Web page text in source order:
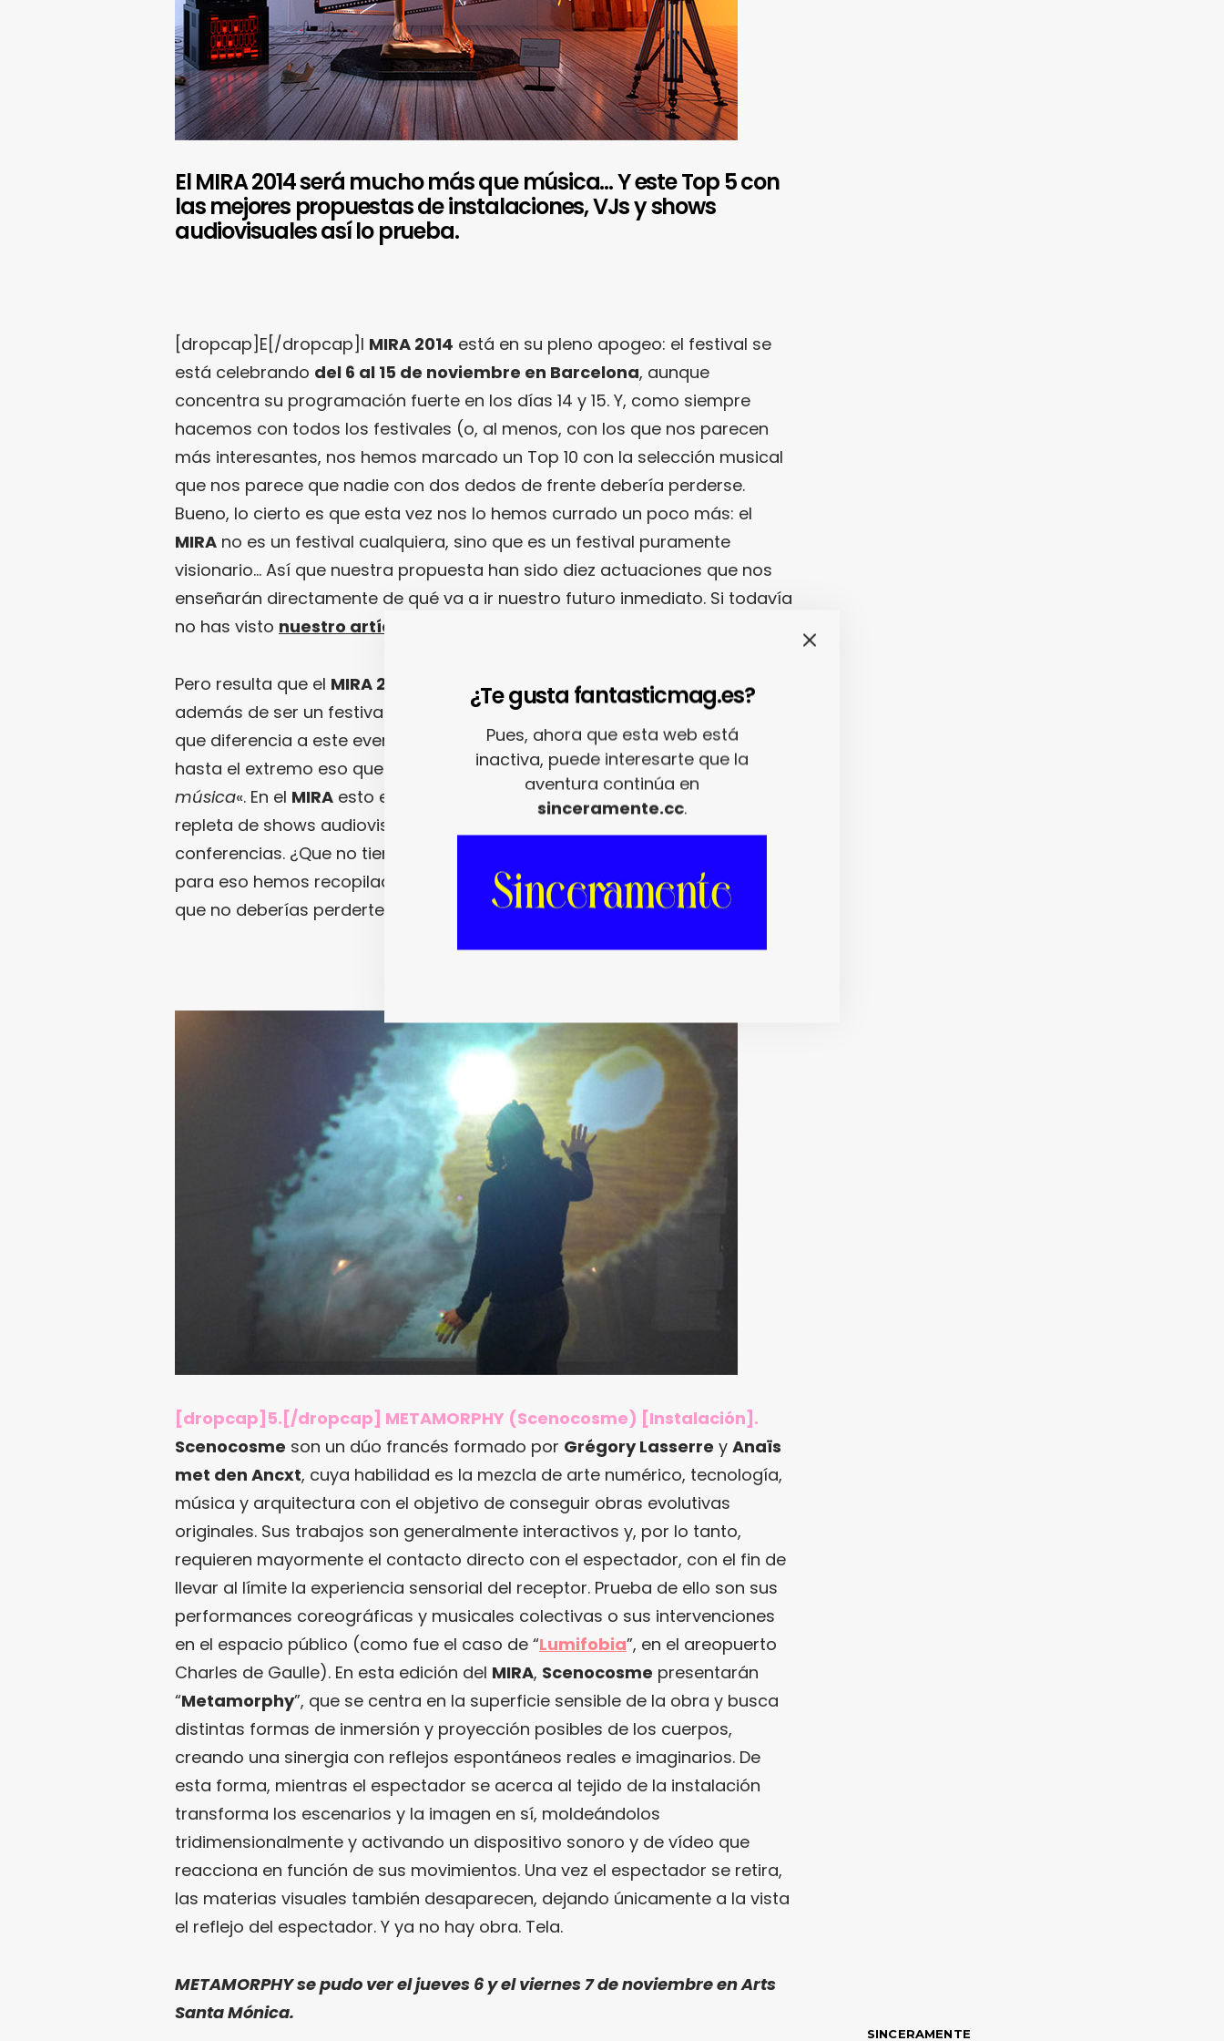
El MIRA 2014 será mucho más que música… Y este Top 5 con
las mejores propuestas de instalaciones, VJs y shows
audiovisuales así lo prueba.
[dropcap]E[/dropcap]l MIRA 2014 está en su pleno apogeo: el festival se
está celebrando del 6 al 15 de noviembre en Barcelona, aunque
concentra su programación fuerte en los días 14 y 15. Y, como siempre
hacemos con todos los festivales (o, al menos, con los que nos parecen
más interesantes, nos hemos marcado un Top 10 con la selección musical
que nos parece que nadie con dos dedos de frente debería perderse.
Bueno, lo cierto es que esta vez nos lo hemos currado un poco más: el
MIRA no es un festival cualquiera, sino que es un festival puramente
visionario… Así que nuestra propuesta han sido diez actuaciones que nos
enseñarán directamente de qué va a ir nuestro futuro inmediato. Si todavía
no has visto nuestro artículo especial
Pero resulta que el MIRA 2014
no nos inspira únicamente en lo musical:
además de ser un festival visionario, algo que siempre nos ha parecido
que diferencia a este evento de muchos similares es que consigue llevar
hasta el extremo eso que dicen muchos de que «ofrece mucho más que
música«. En el MIRA esto es tan cierto como que su programación está
repleta de shows audiovisuales, de actuaciones de VJs, instalaciones y
conferencias. ¿Que no tienes ni idea de todo esto? No te preocupes, que
para eso hemos recopilado las cinco propuestas más allá de la música
que no deberías perderte en este MIRA 2014.
[dropcap]5.[/dropcap] METAMORPHY (Scenocosme) [Instalación].
Scenocosme son un dúo francés formado por Grégory Lasserre y Anaïs
met den Ancxt, cuya habilidad es la mezcla de arte numérico, tecnología,
música y arquitectura con el objetivo de conseguir obras evolutivas
originales. Sus trabajos son generalmente interactivos y, por lo tanto,
requieren mayormente el contacto directo con el espectador, con el fin de
llevar al límite la experiencia sensorial del receptor. Prueba de ello son sus
performances coreográficas y musicales colectivas o sus intervenciones
en el espacio público (como fue el caso de “Lumifobia”, en el areopuerto
Charles de Gaulle). En esta edición del MIRA, Scenocosme presentarán
“Metamorphy”, que se centra en la superficie sensible de la obra y busca
distintas formas de inmersión y proyección posibles de los cuerpos,
creando una sinergia con reflejos espontáneos reales e imaginarios. De
esta forma, mientras el espectador se acerca al tejido de la instalación
transforma los escenarios y la imagen en sí, moldeándolos
tridimensionalmente y activando un dispositivo sonoro y de vídeo que
reacciona en función de sus movimientos. Una vez el espectador se retira,
las materias visuales también desaparecen, dejando únicamente a la vista
el reflejo del espectador. Y ya no hay obra. Tela.
METAMORPHY se pudo ver el jueves 6 y el viernes 7 de noviembre en Arts
Santa Mónica.
SINCERAMENTE
¿Te gusta fantasticmag.es?
Pues, ahora que esta web está
inactiva, puede interesarte que la
aventura continúa en
sinceramente.cc.